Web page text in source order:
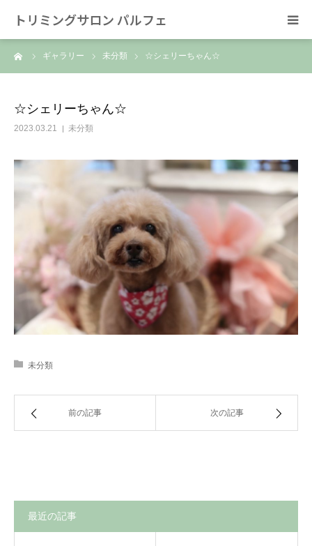
トリミングサロン パルフェ
ギャラリー 未分類 ☆シェリーちゃん☆
☆シェリーちゃん☆
2023.03.21 未分類
未分類
前の記事 次の記事
最近の記事
HOME
SNS/リンク